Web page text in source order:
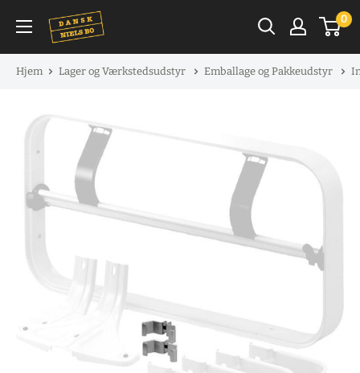
indhold
0
Hjem Lager og Værkstedsudstyr Emballage og Pakkeudstyr